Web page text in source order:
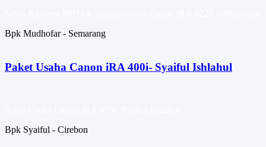
Bpk Mudhofar - Semarang
Paket Usaha Canon iRA 400i- Syaiful Ishlahul
Bpk Syaiful - Cirebon